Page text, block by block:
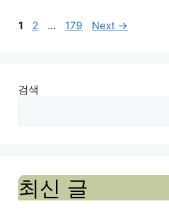
Page
1 Page
2 … Page
179 Next →
검색
최신 글